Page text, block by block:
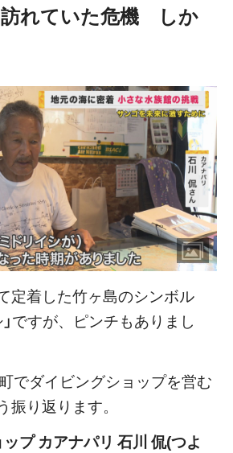
れていた危機 しか
定着した竹ヶ島のシンボル
ですが、ピンチもありまし
でダイビングショップを営む
り返ります。
ップ カアナパリ 石川 侃(つよ